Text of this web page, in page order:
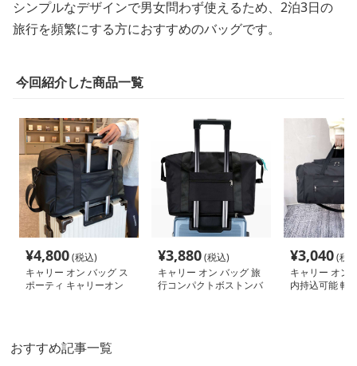
シンプルなデザインで男女問わず使えるため、2泊3日の
旅行を頻繁にする方におすすめのバッグです。
今回紹介した商品一覧
¥4,800(税込)
キャリー オン バッグ ス
ポーティ キャリーオン
¥3,880(税込)
キャリー オン バッグ 旅
行コンパクトボストンバ
¥3,040(税
キャリー オン
内持込可能 軽
おすすめ記事一覧